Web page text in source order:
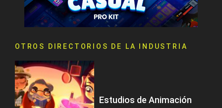
OTROS DIRECTORIOS DE LA INDUSTRIA
Estudios de Animación